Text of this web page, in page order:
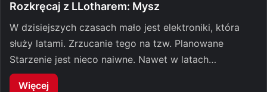
Rozkręcaj z LLotharem: Mysz
W dzisiejszych czasach mało jest elektroniki, która
służy latami. Zrzucanie tego na tzw. Planowane
Starzenie jest nieco naiwne. Nawet w latach…
Więcej